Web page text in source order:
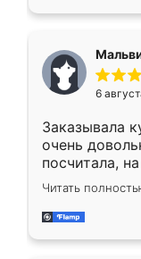
меньше,
Мне нравится
мебели буду
6
Заказывала
очень
посчитала,
Замерщик
делу со
за день,
Читать